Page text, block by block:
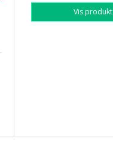
Vis produkt